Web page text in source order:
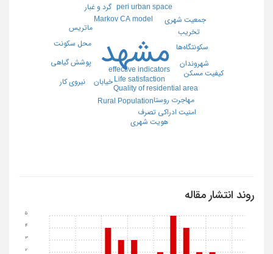
مشهد
effective indicators
Life satisfaction
Markov CA model
peri urban space
Quality of residential area
Rural Population
جمعیت شهری
گرد و غبار
محل سکونت
مهاجرت روستا
امنیت ادراکی تصرف
پوشش گیاهی
تخریب
خیابان
سکونتگاه‌ها
شهروندان
ماتریس
نیروی کار
هویت شهری
کیفیت مسکن
روند انتشار مقاله
2
3
4
5